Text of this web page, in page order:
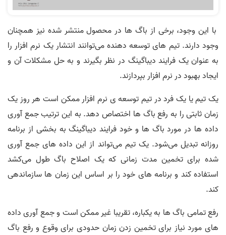
با این وجود، برخی از باگ ها در محصول منتشر شده نیز همچنان
وجود دارند. تیم های توسعه دهنده می‌توانند انتشار یک نرم افزار را
به عنوان یک فرایند دیباگینگ در نظر بگیرند و به حل مشکلات آن و
ایجاد بهبود در نرم افزار بپردازند.
یک تیم یا یک فرد در تیم توسعه ی نرم افزار ممکن است هر روز یک
زمان ثابتی را به رفع باگ ها اختصاص دهد. به این ترتیب جمع آوری
داده ها در مورد باگ ها و خود فرایند دیباگینگ به بخشی از برنامه
روزانه تبدیل می‌شود. یک تیم می‌تواند از این داده های جمع آوری
شده برای تخمین مدت زمانی که یک اصلاح باگ طول می‌کشد
استفاده کند و برنامه های خود را بر اساس این زمان ها سازماندهی
کند.
رفع تمامی باگ ها به یکباره، تقریبا غیر ممکن است و جمع آوری داده
های مورد نیاز برای تخمین زدن زمان حدودی برای وقوع و رفع باگ